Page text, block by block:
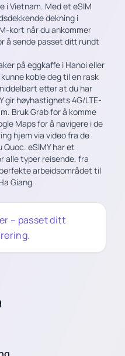
i Vietnam. Med et eSIM
dekning i
kort når du ankommer
å sende passet ditt rundt
på eggkaffe i Hanoi eller
koble deg til en rask
etter at du har
gir høyhastighets 4G/LTE-
Bruk Grab for å komme
Maps for å navigere i de
hjem via video fra de
eSIMY har et
alle typer reisende, fra
arbeidsområdet til
Giang.
– passet ditt